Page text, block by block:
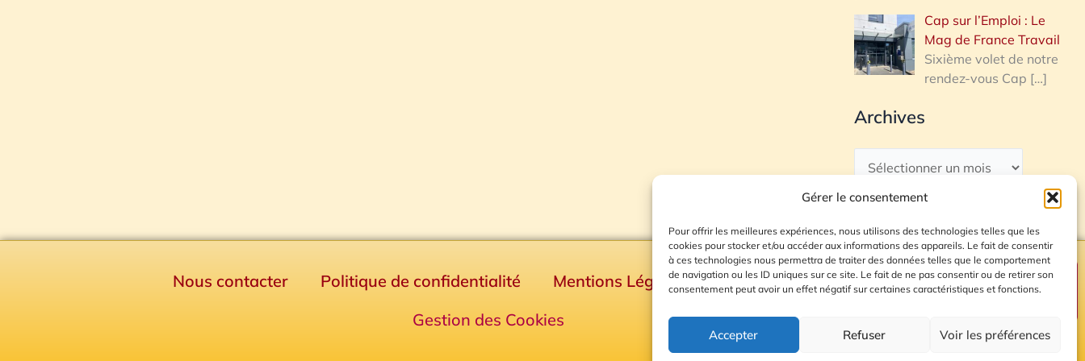
Gérer le consentement
Pour offrir les meilleures expériences, nous utilisons des technologies telles que les
cookies pour stocker et/ou accéder aux informations des appareils. Le fait de consentir
à ces technologies nous permettra de traiter des données telles que le comportement
de navigation ou les ID uniques sur ce site. Le fait de ne pas consentir ou de retirer son
consentement peut avoir un effet négatif sur certaines caractéristiques et fonctions.
Accepter Refuser Voir les préférences
Cap sur l’Emploi : Le
Mag de France Travail
Sixième volet de notre
rendez-vous Cap […]
Archives
Nous contacter Politique de confidentialité Mentions Légales
Plan du site
Gestion des Cookies